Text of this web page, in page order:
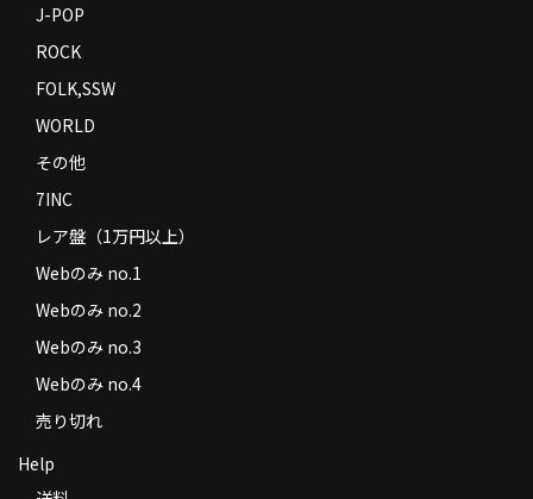
J-POP
ROCK
FOLK,SSW
WORLD
その他
7INC
レア盤（1万円以上）
Webのみ no.1
Webのみ no.2
Webのみ no.3
Webのみ no.4
売り切れ
Help